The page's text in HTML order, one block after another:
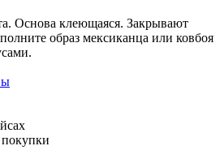
Основа клеющаяся. Закрывают
образ мексиканца или ковбоя